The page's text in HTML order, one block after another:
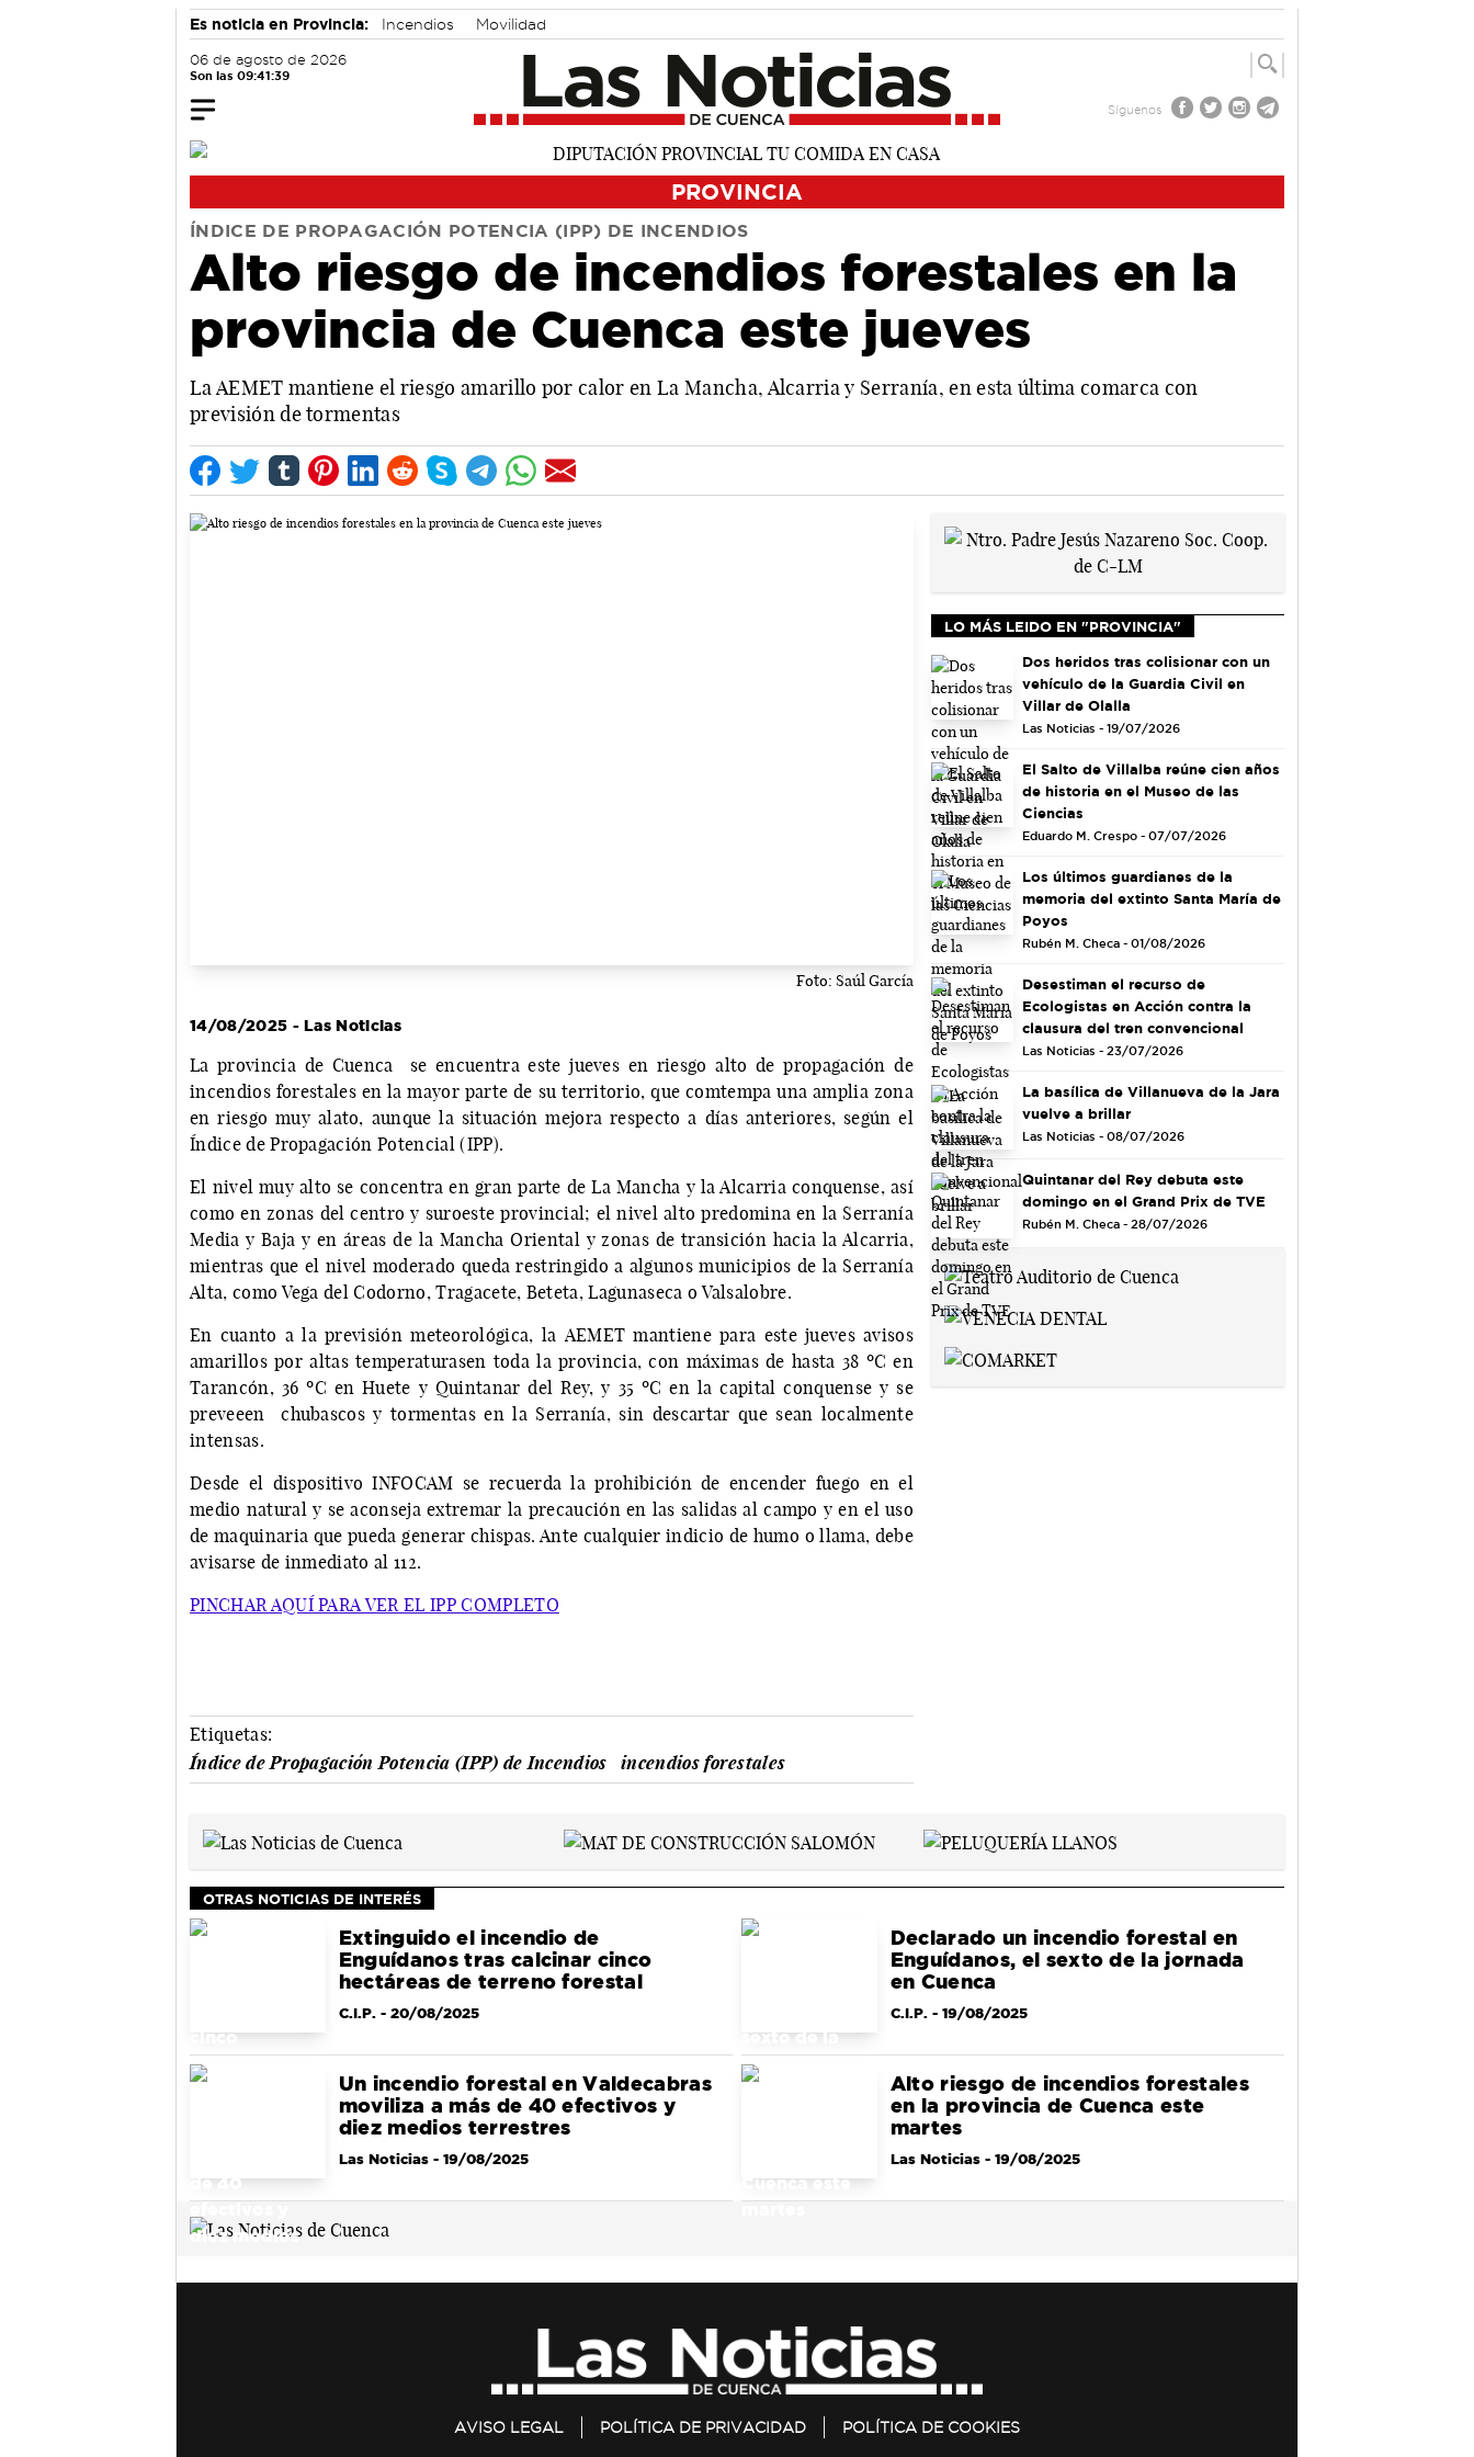
Es noticia en Provincia: Incendios Movilidad
06 de agosto de 2026
Son las 09:41:40
Síguenos
PROVINCIA
ÍNDICE DE PROPAGACIÓN POTENCIA (IPP) DE INCENDIOS
Alto riesgo de incendios forestales en la
provincia de Cuenca este jueves
La AEMET mantiene el riesgo amarillo por calor en La Mancha, Alcarria y Serranía, en esta última comarca con
previsión de tormentas
Foto: Saúl García
14/08/2025 - Las Noticias
La provincia de Cuenca se encuentra este jueves en riesgo alto de propagación de
incendios forestales en la mayor parte de su territorio, que comtempa una amplia zona
en riesgo muy alato, aunque la situación mejora respecto a días anteriores, según el
Índice de Propagación Potencial (IPP).
El nivel muy alto se concentra en gran parte de La Mancha y la Alcarria conquense, así
como en zonas del centro y suroeste provincial; el nivel alto predomina en la Serranía
Media y Baja y en áreas de la Mancha Oriental y zonas de transición hacia la Alcarria,
mientras que el nivel moderado queda restringido a algunos municipios de la Serranía
Alta, como Vega del Codorno, Tragacete, Beteta, Lagunaseca o Valsalobre.
En cuanto a la previsión meteorológica, la AEMET mantiene para este jueves avisos
amarillos por altas temperaturasen toda la provincia, con máximas de hasta 38 ºC en
Tarancón, 36 ºC en Huete y Quintanar del Rey, y 35 ºC en la capital conquense y se
preveeen chubascos y tormentas en la Serranía, sin descartar que sean localmente
intensas.
Desde el dispositivo INFOCAM se recuerda la prohibición de encender fuego en el
medio natural y se aconseja extremar la precaución en las salidas al campo y en el uso
de maquinaria que pueda generar chispas. Ante cualquier indicio de humo o llama, debe
avisarse de inmediato al 112.
PINCHAR AQUÍ PARA VER EL IPP COMPLETO
Etiquetas:
Índice de Propagación Potencia (IPP) de Incendios
incendios forestales
LO MÁS LEIDO EN "PROVINCIA"
Dos heridos tras colisionar con un
vehículo de la Guardia Civil en
Villar de Olalla
Las Noticias - 19/07/2026
El Salto de Villalba reúne cien años
de historia en el Museo de las
Ciencias
Eduardo M. Crespo - 07/07/2026
Los últimos guardianes de la
memoria del extinto Santa María de
Poyos
Rubén M. Checa - 01/08/2026
Desestiman el recurso de
Ecologistas en Acción contra la
clausura del tren convencional
Las Noticias - 23/07/2026
La basílica de Villanueva de la Jara
vuelve a brillar
Las Noticias - 08/07/2026
Quintanar del Rey debuta este
domingo en el Grand Prix de TVE
Rubén M. Checa - 28/07/2026
OTRAS NOTICIAS DE INTERÉS
Extinguido el incendio de
Enguídanos tras calcinar cinco
hectáreas de terreno forestal
C.I.P.- 20/08/2025
Declarado un incendio forestal en
Enguídanos, el sexto de la jornada
en Cuenca
C.I.P.- 19/08/2025
Un incendio forestal en Valdecabras
moviliza a más de 40 efectivos y
diez medios terrestres
Las Noticias- 19/08/2025
Alto riesgo de incendios forestales
en la provincia de Cuenca este
martes
Las Noticias- 19/08/2025
AVISO LEGAL POLÍTICA DE PRIVACIDAD POLÍTICA DE COOKIES